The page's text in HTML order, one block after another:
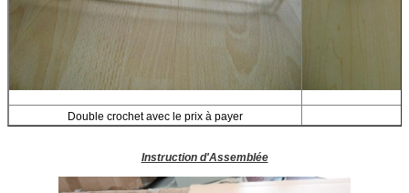
Double crochet avec le prix à payer
Instruction d'Assemblée